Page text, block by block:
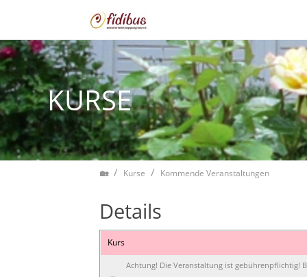
Zum Inhalt springen
KURSE
HomeKurse Kommende Veranstaltungen
Details
Kurs
Achtung! Die Veranstaltung ist gebührenpflichtig!